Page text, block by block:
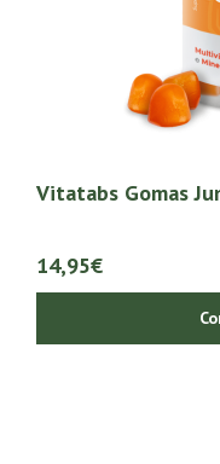
Vitatabs Gomas
14,95€